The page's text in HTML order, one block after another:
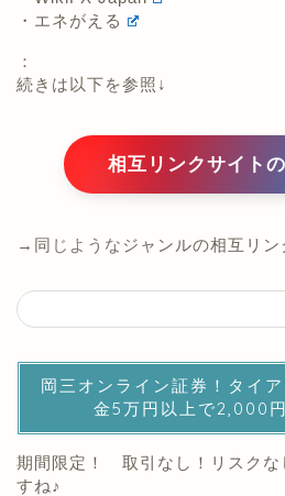
・エネがえる
：
続きは以下を参照↓
相互リンクサイト
→同じようなジャンルの相互リン
岡三オンライン証券！タイ
金5万円以上で2,000
期間限定！ 取引なし！リスクな
すね♪